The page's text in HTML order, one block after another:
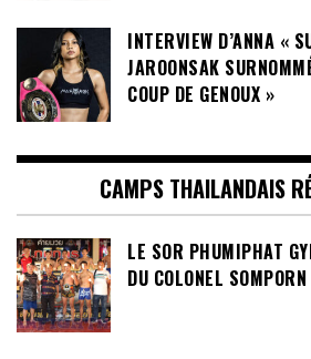
INTERVIEW D’ANNA «
JAROONSAK
COUP DE GENOUX »
CAMPS THAILANDAIS
LE SOR PHUMIPHAT
DU COLONEL